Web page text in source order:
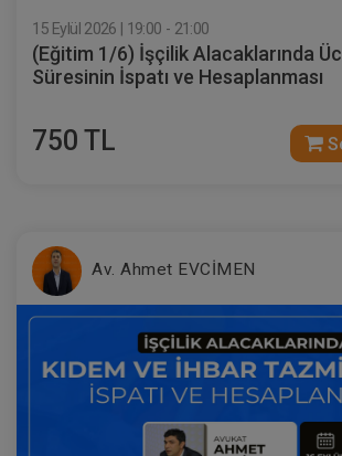
15 Eylül 2026 | 19:00 - 21:00
(Eğitim 1/6) İşçilik Alacaklarında
Süresinin İspatı ve Hesaplanması
750 TL
Av. Ahmet EVCİMEN